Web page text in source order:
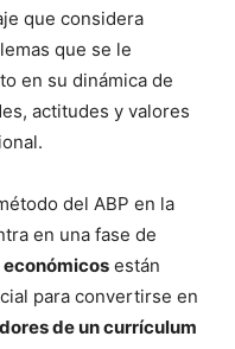
que considera
que se le
en su dinámica de
actitudes y valores
del ABP en la
en una fase de
están
para convertirse en
de un currículum